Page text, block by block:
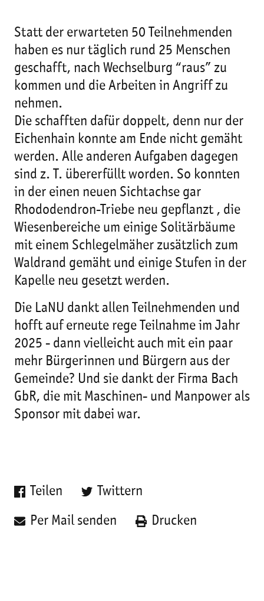
Statt der erwarteten 50 Teilnehmenden
haben es nur täglich rund 25 Menschen
geschafft, nach Wechselburg “raus” zu
kommen und die Arbeiten in Angriff zu
nehmen.
Die schafften dafür doppelt, denn nur der
Eichenhain konnte am Ende nicht gemäht
werden. Alle anderen Aufgaben dagegen
sind z. T. übererfüllt worden. So konnten
in der einen neuen Sichtachse gar
Rhododendron-Triebe neu gepflanzt , die
Wiesenbereiche um einige Solitärbäume
mit einem Schlegelmäher zusätzlich zum
Waldrand gemäht und einige Stufen in der
Kapelle neu gesetzt werden.
Die LaNU dankt allen Teilnehmenden und
hofft auf erneute rege Teilnahme im Jahr
2025 - dann vielleicht auch mit ein paar
mehr Bürgerinnen und Bürgern aus der
Gemeinde? Und sie dankt der Firma Bach
GbR, die mit Maschinen- und Manpower als
Sponsor mit dabei war.
Teilen Twittern
Per Mail senden Drucken